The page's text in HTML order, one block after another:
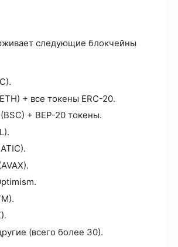
следующие блокчейны
+ все токены ERC-20.
+ BEP-20 токены.
(всего более 30).